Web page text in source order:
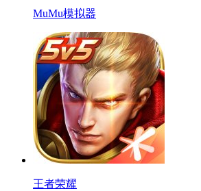
MuMu模拟器
王者荣耀